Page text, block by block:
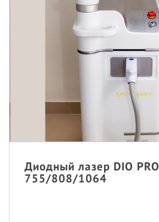
Диодный лазер DIO PRO
755/808/1064